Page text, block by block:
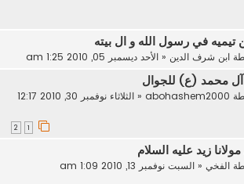
تيميه في رسول الله و ال بيته
ابن شرف الدين« الأحد ديسمبر 05, 2010 1:25 am
محمد (ع) للجوال
abohashem2000
«
الثلاثاء نوفمبر 30, 2010 12:17
زيد عليه السلام
الفخي « السبت نوفمبر 13, 2010 1:09 am